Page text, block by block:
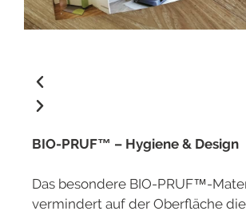
BIO-PRUF™ – Hygiene & Design
Das besondere BIO-PRUF™-
vermindert auf der Oberfläche die